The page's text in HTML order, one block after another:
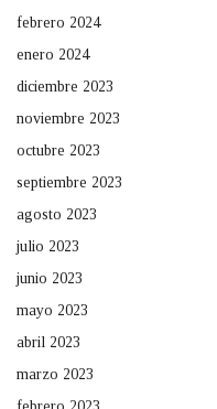
febrero 2024
enero 2024
diciembre 2023
noviembre 2023
octubre 2023
septiembre 2023
agosto 2023
julio 2023
junio 2023
mayo 2023
abril 2023
marzo 2023